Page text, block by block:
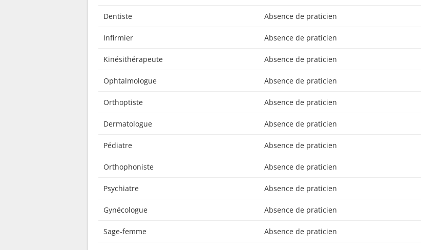
Dentiste Absence de praticien
Infirmier Absence de praticien
Kinésithérapeute Absence de praticien
Ophtalmologue Absence de praticien
Orthoptiste Absence de praticien
Dermatologue Absence de praticien
Pédiatre Absence de praticien
Orthophoniste Absence de praticien
Psychiatre Absence de praticien
Gynécologue Absence de praticien
Sage-femme Absence de praticien